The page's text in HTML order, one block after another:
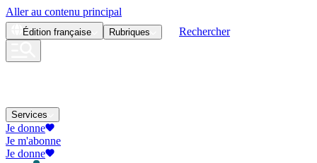
Aller au contenu principal
Édition française Rubriques Rechercher
Services
Je donne
Je m'abonne
Je donne